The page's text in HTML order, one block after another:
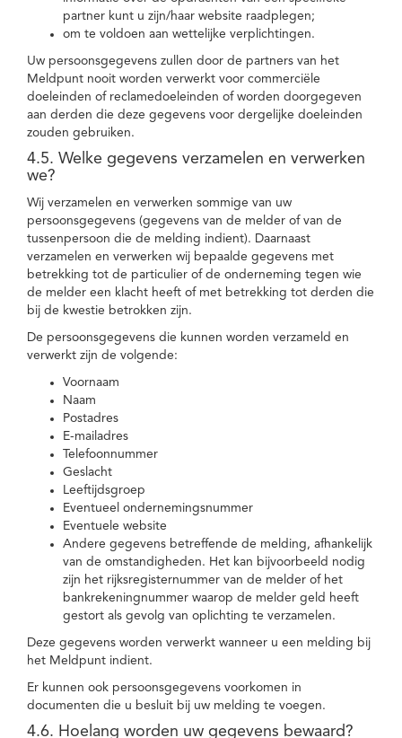
partner kunt u zijn/haar website raadplegen;
om te voldoen aan wettelijke verplichtingen.
Uw persoonsgegevens zullen door de partners van het
Meldpunt nooit worden verwerkt voor commerciële
doeleinden of reclamedoeleinden of worden doorgegeven
aan derden die deze gegevens voor dergelijke doeleinden
zouden gebruiken.
4.5. Welke gegevens verzamelen en verwerken
we?
Wij verzamelen en verwerken sommige van uw
persoonsgegevens (gegevens van de melder of van de
tussenpersoon die de melding indient). Daarnaast
verzamelen en verwerken wij bepaalde gegevens met
betrekking tot de particulier of de onderneming tegen wie
de melder een klacht heeft of met betrekking tot derden die
bij de kwestie betrokken zijn.
De persoonsgegevens die kunnen worden verzameld en
verwerkt zijn de volgende:
Voornaam
Naam
Postadres
E-mailadres
Telefoonnummer
Geslacht
Leeftijdsgroep
Eventueel ondernemingsnummer
Eventuele website
Andere gegevens betreffende de melding, afhankelijk
van de omstandigheden. Het kan bijvoorbeeld nodig
zijn het rijksregisternummer van de melder of het
bankrekeningnummer waarop de melder geld heeft
gestort als gevolg van oplichting te verzamelen.
Deze gegevens worden verwerkt wanneer u een melding bij
het Meldpunt indient.
Er kunnen ook persoonsgegevens voorkomen in
documenten die u besluit bij uw melding te voegen.
4.6. Hoelang worden uw gegevens bewaard?